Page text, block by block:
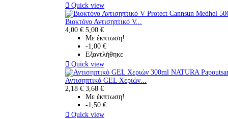
 Quick view
Βιοκτόνο Αντισηπτικό V...
4,00 € 5,00 €
Με έκπτωση!
-1,00 €
Εξαντλήθηκε
 Quick view
Αντισηπτικό GEL Χεριών...
2,18 € 3,68 €
Με έκπτωση!
-1,50 €
 Quick view